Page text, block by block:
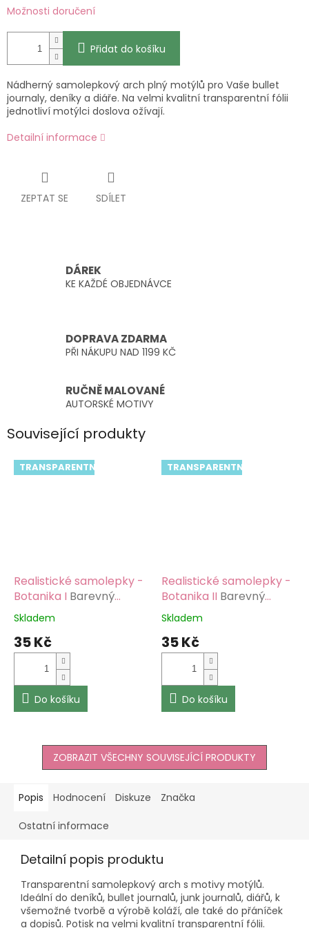
Možnosti doručení
Přidat do košíku
Nádherný samolepkový arch plný motýlů pro Vaše bullet
journaly, deníky a diáře. Na velmi kvalitní transparentní fólii
jednotliví motýlci doslova ožívají.
Detailní informace
ZEPTAT SE SDÍLET
DÁREK
KE KAŽDÉ OBJEDNÁVCE
DOPRAVA ZDARMA
PŘI NÁKUPU NAD 1199 KČ
RUČNĚ MALOVANÉ
AUTORSKÉ MOTIVY
Související produkty
TRANSPARENTNÍ
Realistické samolepky -
Botanika I Barevný
potisk, lesklá
transparentní fólie
Průměrné
hodnocení
produktu
z
hvězdiček.
Skladem
35 Kč
Do košíku
TRANSPARENTNÍ
Realistické samolepky -
Botanika II Barevný
potisk, lesklá
transparentní fólie
Průměrné
hodnocení
produktu
z
hvězdiček.
Skladem
35 Kč
Do košíku
ZOBRAZIT VŠECHNY SOUVISEJÍCÍ PRODUKTY
Popis Hodnocení Diskuze Značka
Ostatní informace
Detailní popis produktu
Transparentní samolepkový arch s motivy motýlů.
Ideální do deníků, bullet journalů, junk journalů, diářů, k
všemožné tvorbě a výrobě koláží, ale také do přáníček
a dopisů. Potisk na velmi kvalitní transparentní fólii.